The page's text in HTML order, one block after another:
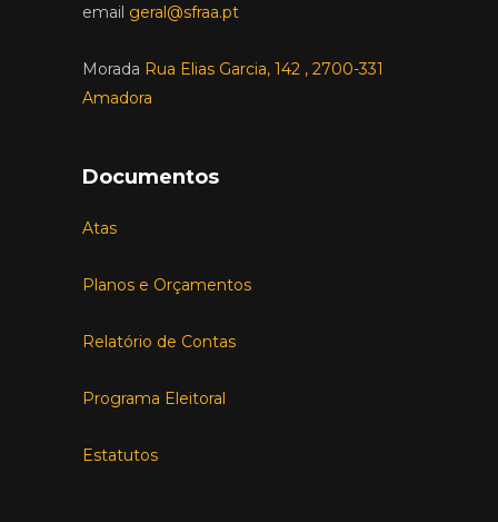
email geral@sfraa.pt
Morada Rua Elias Garcia, 142 , 2700-331
Amadora
Documentos
Atas
Planos e Orçamentos
Relatório de Contas
Programa Eleitoral
Estatutos